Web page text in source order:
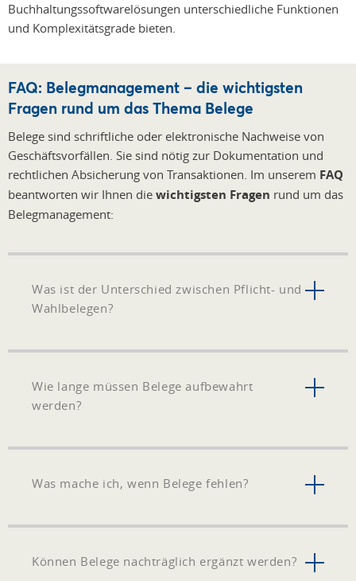
Buchhaltungssoftwarelösungen unterschiedliche Funktionen
und Komplexitätsgrade bieten.
FAQ: Belegmanagement – die wichtigsten
Fragen rund um das Thema Belege
Belege sind schriftliche oder elektronische Nachweise von
Geschäftsvorfällen. Sie sind nötig zur Dokumentation und
rechtlichen Absicherung von Transaktionen. Im unserem FAQ
beantworten wir Ihnen die wichtigsten Fragen rund um das
Belegmanagement:
Was ist der Unterschied zwischen Pflicht- und
Wahlbelegen?
Wie lange müssen Belege aufbewahrt
werden?
Was mache ich, wenn Belege fehlen?
Können Belege nachträglich ergänzt werden?